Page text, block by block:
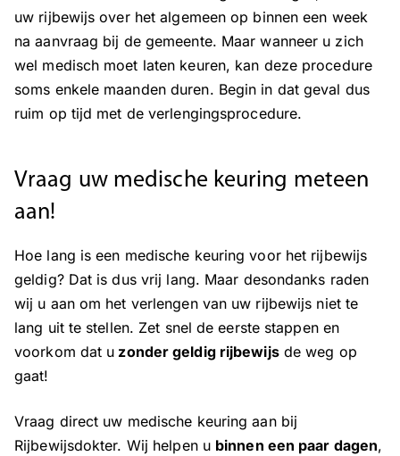
uw rijbewijs over het algemeen op binnen een week
na aanvraag bij de gemeente. Maar wanneer u zich
wel medisch moet laten keuren, kan deze procedure
soms enkele maanden duren. Begin in dat geval dus
ruim op tijd met de verlengingsprocedure.
Vraag uw medische keuring meteen
aan!
Hoe lang is een medische keuring voor het rijbewijs
geldig? Dat is dus vrij lang. Maar desondanks raden
wij u aan om het verlengen van uw rijbewijs niet te
lang uit te stellen. Zet snel de eerste stappen en
voorkom dat u zonder geldig rijbewijsde weg op
gaat!
Vraag direct uw medische keuring aan bij
Rijbewijsdokter. Wij helpen u binnen een paar dagen,